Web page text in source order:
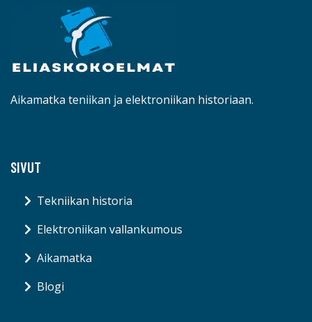
Aikamatka teniikan ja elektroniikan historiaan.
SIVUT
Tekniikan historia
Elektroniikan vallankumous
Aikamatka
Blogi